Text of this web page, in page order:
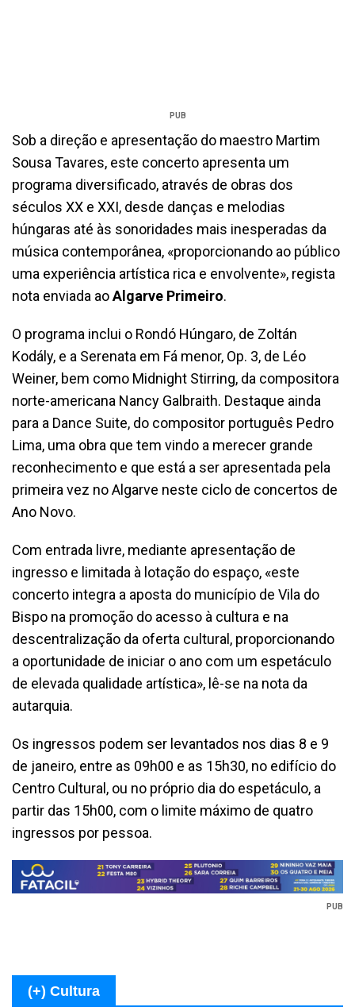
PUB
Sob a direção e apresentação do maestro Martim
Sousa Tavares, este concerto apresenta um
programa diversificado, através de obras dos
séculos XX e XXI, desde danças e melodias
húngaras até às sonoridades mais inesperadas da
música contemporânea, «proporcionando ao público
uma experiência artística rica e envolvente», regista
nota enviada aoAlgarve Primeiro.
O programa inclui o Rondó Húngaro, de Zoltán
Kodály, e a Serenata em Fá menor, Op. 3, de Léo
Weiner, bem como Midnight Stirring, da compositora
norte-americana Nancy Galbraith. Destaque ainda
para a Dance Suite, do compositor português Pedro
Lima, uma obra que tem vindo a merecer grande
reconhecimento e que está a ser apresentada pela
primeira vez no Algarve neste ciclo de concertos de
Ano Novo.
Com entrada livre, mediante apresentação de
ingresso e limitada à lotação do espaço, «este
concerto integra a aposta do município de Vila do
Bispo na promoção do acesso à cultura e na
descentralização da oferta cultural, proporcionando
a oportunidade de iniciar o ano com um espetáculo
de elevada qualidade artística», lê-se na nota da
autarquia.
Os ingressos podem ser levantados nos dias 8 e 9
de janeiro, entre as 09h00 e as 15h30, no edifício do
Centro Cultural, ou no próprio dia do espetáculo, a
partir das 15h00, com o limite máximo de quatro
ingressos por pessoa.
PUB
(+) Cultura